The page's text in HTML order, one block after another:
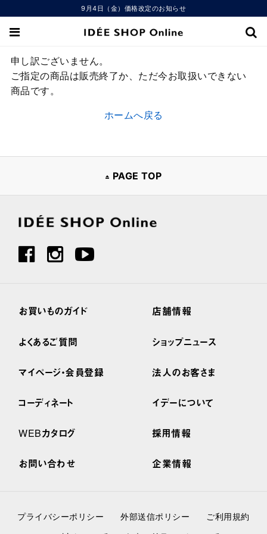
9月4日（金）価格改定のお知らせ
申し訳ございません。
ご指定の商品は販売終了か、ただ今お取扱いできない
商品です。
ホームへ戻る
PAGE TOP
お買いものガイド
よくあるご質問
マイページ・会員登録
コーディネート
WEBカタログ
お問い合わせ
店舗情報
ショップニュース
法人のお客さま
イデーについて
採用情報
企業情報
プライバシーポリシー 外部送信ポリシー
ご利用規約